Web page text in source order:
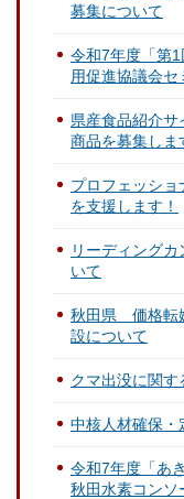
募集について
令和7年度「第
用促進協議会セ
県産食品紹介
商品を募集しま
プロフェッショ
を支援します！
リーディング
いて
秋田県 価格転
設について
クマ出没に関す
中核人材確保・
令和7年度「あ
秋田水素コンソ